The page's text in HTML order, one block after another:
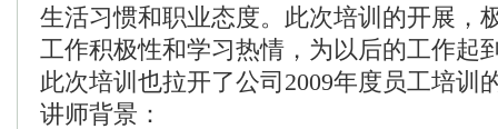
生活习惯和职业态度。此次培训的开展，
工作积极性和学习热情，为以后的工作起
此次培训也拉开了公司2009年度员工培训
讲师背景：